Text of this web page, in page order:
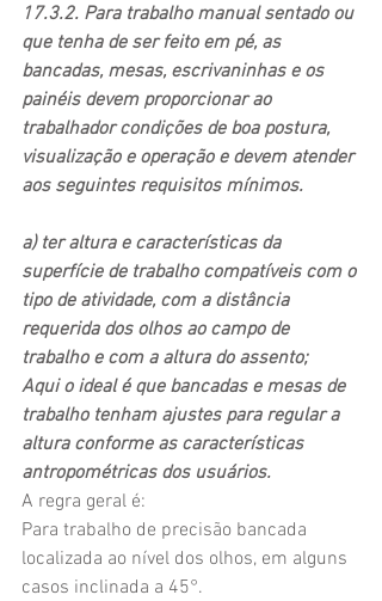
17.3.2. Para trabalho manual sentado ou
que tenha de ser feito em pé, as
bancadas, mesas, escrivaninhas e os
painéis devem proporcionar ao
trabalhador condições de boa postura,
visualização e operação e devem atender
aos seguintes requisitos mínimos.
a) ter altura e características da
superfície de trabalho compatíveis com o
tipo de atividade, com a distância
requerida dos olhos ao campo de
trabalho e com a altura do assento;
Aqui o ideal é que bancadas e mesas de
trabalho tenham ajustes para regular a
altura conforme as características
antropométricas dos usuários.
A regra geral é:
Para trabalho de precisão bancada
localizada ao nível dos olhos, em alguns
casos inclinada a 45°.